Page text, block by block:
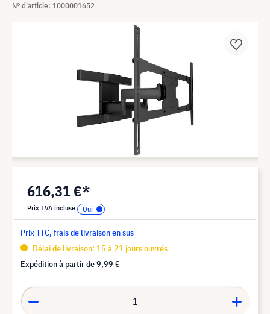
N° d'article: 1000001652
616,31 €*
Prix TVA incluse
Prix TTC, frais de livraison en sus
Délai de livraison: 15 à 21 jours ouvrés
Expédition à partir de9,99 €